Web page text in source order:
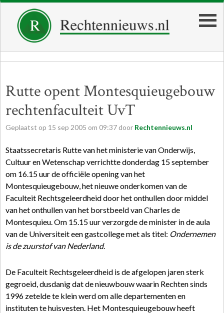
Rutte opent Montesquieugebouw
rechtenfaculteit UvT
Geplaatst op 15 sep 2005 om 09:37 door Rechtennieuws.nl
Staatssecretaris Rutte van het ministerie van Onderwijs,
Cultuur en Wetenschap verrichtte donderdag 15 september
om 16.15 uur de officiële opening van het
Montesquieugebouw, het nieuwe onderkomen van de
Faculteit Rechtsgeleerdheid door het onthullen door middel
van het onthullen van het borstbeeld van Charles de
Montesquieu. Om 15.15 uur verzorgde de minister in de aula
van de Universiteit een gastcollege met als titel: Ondernemen
is de zuurstof van Nederland.
De Faculteit Rechtsgeleerdheid is de afgelopen jaren sterk
gegroeid, dusdanig dat de nieuwbouw waarin Rechten sinds
1996 zetelde te klein werd om alle departementen en
instituten te huisvesten. Het Montesquieugebouw heeft